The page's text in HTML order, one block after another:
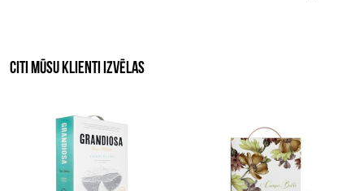
CITI MŪSU KLIENTI IZVĒLAS